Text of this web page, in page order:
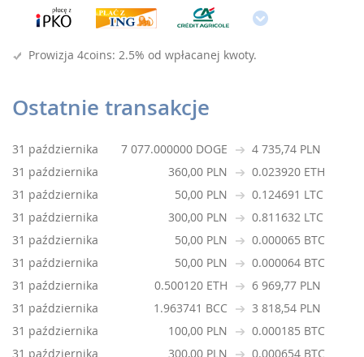
Prowizja 4coins: 2.5% od wpłacanej kwoty.
Ostatnie transakcje
31 października 7 077.000000 DOGE
4 735,74 PLN
31 października
360,00 PLN
0.023920 ETH
31 października
50,00 PLN
0.124691 LTC
31 października
300,00 PLN
0.811632 LTC
31 października
50,00 PLN
0.000065 BTC
31 października
50,00 PLN
0.000064 BTC
31 października
0.500120 ETH
6 969,77 PLN
31 października
1.963741 BCC
3 818,54 PLN
31 października
100,00 PLN
0.000185 BTC
31 października
300,00 PLN 0.000654 BTC